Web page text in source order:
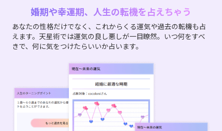
婚期や幸運期、人生の転機を占えちゃう
あなたの性格だけでなく、これからくる運気や過去の転機も占
えます。天星術では運気の良し悪しが一目瞭然。いつ何をすべ
きで、何に気をつけたらいいか占います。